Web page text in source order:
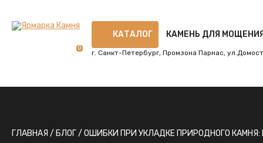
КАТАЛОГ КАМЕНЬ ДЛЯ
г. Санкт-Петербург, Промзона Парнас,
0
ГЛАВНАЯ / БЛОГ/ ОШИБКИ ПРИ УКЛАДКЕ ПРИРОДНОГО